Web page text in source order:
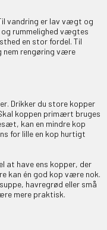
vandring er lav vægt og
rummelighed vægtes
en stor fordel. Til
nem rengøring være
Drikker du store kopper
koppen primært bruges
kan en mindre kop
for lille en kop hurtigt
at have ens kopper, der
kan én god kop være nok.
havregrød eller små
mere praktisk.